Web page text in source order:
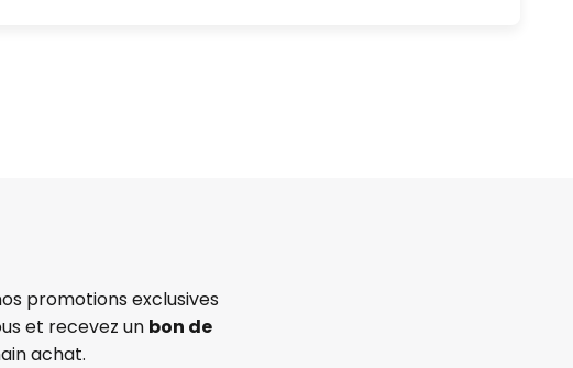
promotions exclusives
et recevez un bon de
achat.